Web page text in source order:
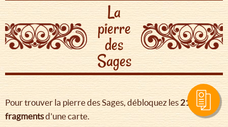
La
pierre
des
Sages
Pour trouver la pierre des Sages, débloquez les 21
fragmentsd'une carte.